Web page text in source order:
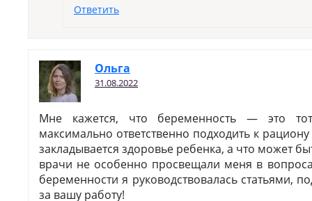
Ответить
Ольга
31.08.2022
Мне кажется, что беременность — это
максимально ответственно подходить к
закладывается здоровье ребенка, а что может
врачи не особенно просвещали меня в
беременности я руководствовалась статьями,
за вашу работу!